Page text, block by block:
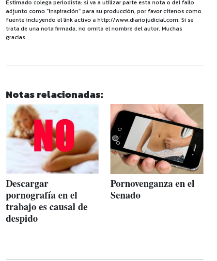
Estimado colega periodista: si va a utilizar parte esta nota o del fallo
adjunto como "inspiración" para su producción, por favor cítenos como
fuente incluyendo el link activo a http://www.diariojudicial.com. Si se
trata de una nota firmada, no omita el nombre del autor. Muchas
gracias.
Notas relacionadas:
Descargar
pornografía en el
trabajo es causal de
despido
Pornovenganza en el
Senado